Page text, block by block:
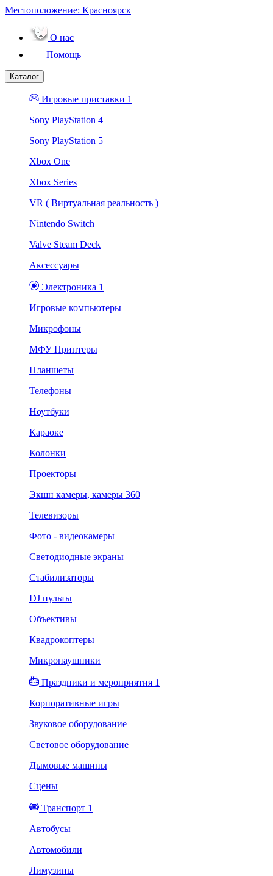
Местоположение: Красноярск
О нас
Помощь
Каталог
Игровые приставки 1
Sony PlayStation 4
Sony PlayStation 5
Xbox One
Xbox Series
VR ( Виртуальная реальность )
Nintendo Switch
Valve Steam Deck
Аксессуары
Электроника 1
Игровые компьютеры
Микрофоны
МФУ Принтеры
Планшеты
Телефоны
Ноутбуки
Караоке
Колонки
Проекторы
Экшн камеры, камеры 360
Телевизоры
Фото - видеокамеры
Светодиодные экраны
Стабилизаторы
DJ пульты
Объективы
Квадрокоптеры
Микронаушники
Праздники и мероприятия 1
Корпоративные игры
Звуковое оборудование
Световое оборудование
Дымовые машины
Сцены
Транспорт 1
Автобусы
Автомобили
Лимузины